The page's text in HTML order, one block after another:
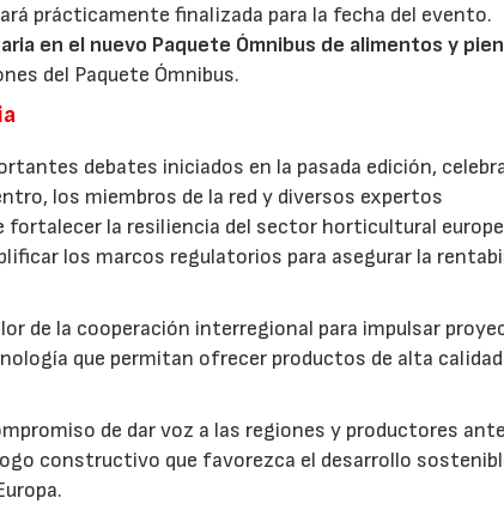
prácticamente finalizada para la fecha del evento.
en el nuevo Paquete Ómnibus de alimentos y
del Paquete Ómnibus.
debates iniciados en la pasada edición,
los miembros de la red y diversos expertos
fortalecer la resiliencia del sector horticultural
los marcos regulatorios para asegurar la
de la cooperación interregional para impulsar
que permitan ofrecer productos de alta
de dar voz a las regiones y productores
constructivo que favorezca el desarrollo